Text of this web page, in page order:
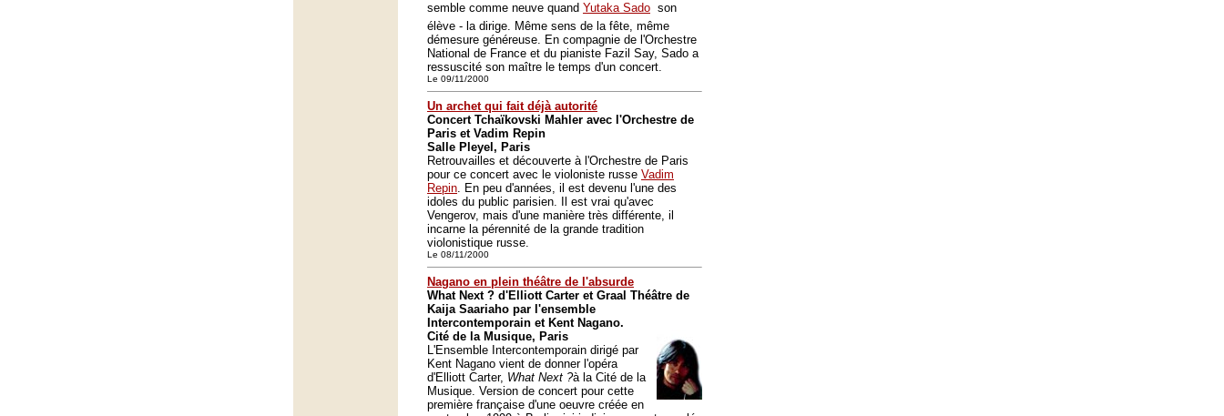
semble comme neuve quand Yutaka Sado  son
élève - la dirige. Même sens de la fête, même
démesure généreuse. En compagnie de l'Orchestre
National de France et du pianiste Fazil Say, Sado a
ressuscité son maître le temps d'un concert.
Le 09/11/2000
Un archet qui fait déjà autorité
Concert Tchaïkovski Mahler avec l'Orchestre de
Paris et Vadim Repin
Salle Pleyel, Paris
Retrouvailles et découverte à l'Orchestre de Paris
pour ce concert avec le violoniste russe Vadim
Repin. En peu d'années, il est devenu l'une des
idoles du public parisien. Il est vrai qu'avec
Vengerov, mais d'une manière très différente, il
incarne la pérennité de la grande tradition
violonistique russe.
Le 08/11/2000
Nagano en plein théâtre de l'absurde
What Next ? d'Elliott Carter et Graal Théâtre de
Kaija Saariaho par l'ensemble
Intercontemporain et Kent Nagano.
Cité de la Musique, Paris
L'Ensemble Intercontemporain dirigé par
Kent Nagano vient de donner l'opéra
d'Elliott Carter, What Next ?à la Cité de la
Musique. Version de concert pour cette
première française d'une oeuvre créée en